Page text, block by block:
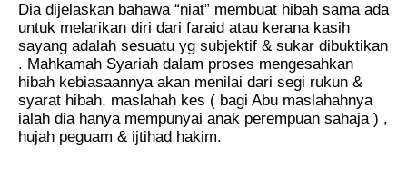
Dia dijelaskan bahawa “niat” membuat hibah sama ada
untuk melarikan diri dari faraid atau kerana kasih
sayang adalah sesuatu yg subjektif & sukar dibuktikan
. Mahkamah Syariah dalam proses mengesahkan
hibah kebiasaannya akan menilai dari segi rukun &
syarat hibah, maslahah kes ( bagi Abu maslahahnya
ialah dia hanya mempunyai anak perempuan sahaja ) ,
hujah peguam & ijtihad hakim.